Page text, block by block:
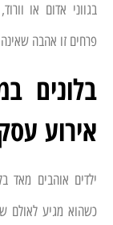
בגווני אדום או
פרחים זו אהבה
בלונים
אירוע
ילדים אוהבים מאד
כשהוא מגיע לאולם